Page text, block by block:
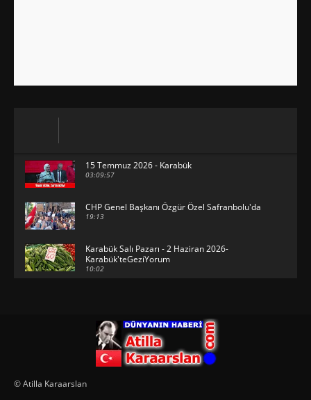
15 Temmuz 2026 - Karabük
03:09:57
CHP Genel Başkanı Özgür Özel Safranbolu'da
19:13
Karabük Salı Pazarı - 2 Haziran 2026-
Karabük'teGeziYorum
10:02
HAVUZBAŞINDA BAYRAMLAŞMA Karabük
Valiliği Havuzlubahçe'de bayramlaşma
düzenledi
15:17
00:49
© Atilla Karaarslan